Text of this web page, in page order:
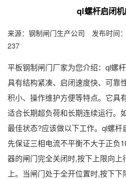
ql螺杆启闭
来源：钢制闸门生产公司 发布时间
237
平板钢制闸门厂家为您介绍：ql螺
具有结构紧凑、启闭速度快、可靠
积小、操作维护方便等特点。它具
适合长期超负荷和长期连续运行。
最佳状态?应该做以下工作。ql螺
先保证三相电流不平衡不大于正负
器的闸门完全关闭时,按下上限向
上。当闸门处于全开位置时,按下